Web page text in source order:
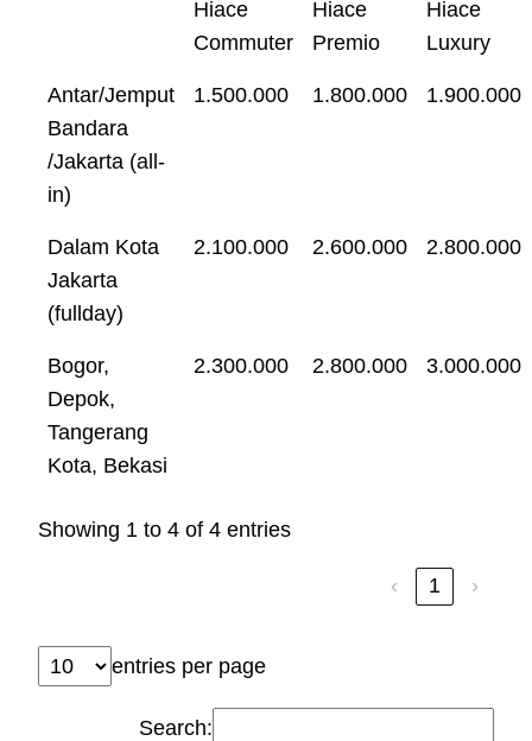
Hiace
Commuter
Hiace
Premio
Hiace
Luxury
Antar/Jemput
Bandara
/Jakarta (all-
in)
1.500.000 1.800.000 1.900.000
Dalam Kota
Jakarta
(fullday)
2.100.000 2.600.000 2.800.000
Bogor,
Depok,
Tangerang
Kota, Bekasi
2.300.000 2.800.000 3.000.000
Showing 1 to 4 of 4 entries
‹ 1 ›
entries per page
Search: